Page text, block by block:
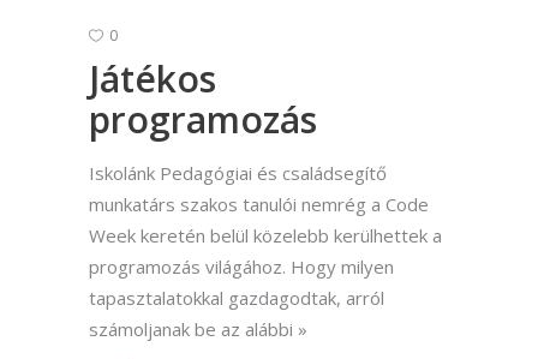
0
Játékos
programozás
Iskolánk Pedagógiai és családsegítő
munkatárs szakos tanulói nemrég a Code
Week keretén belül közelebb kerülhettek a
programozás világához. Hogy milyen
tapasztalatokkal gazdagodtak, arról
számoljanak be az alábbi